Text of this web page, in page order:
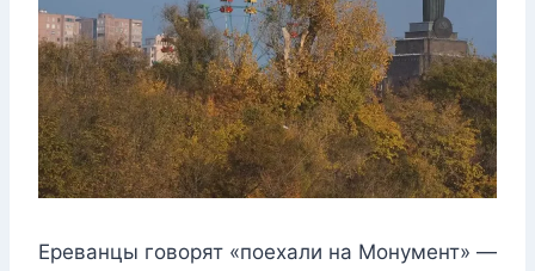
Ереванцы говорят «поехали на Монумент» —